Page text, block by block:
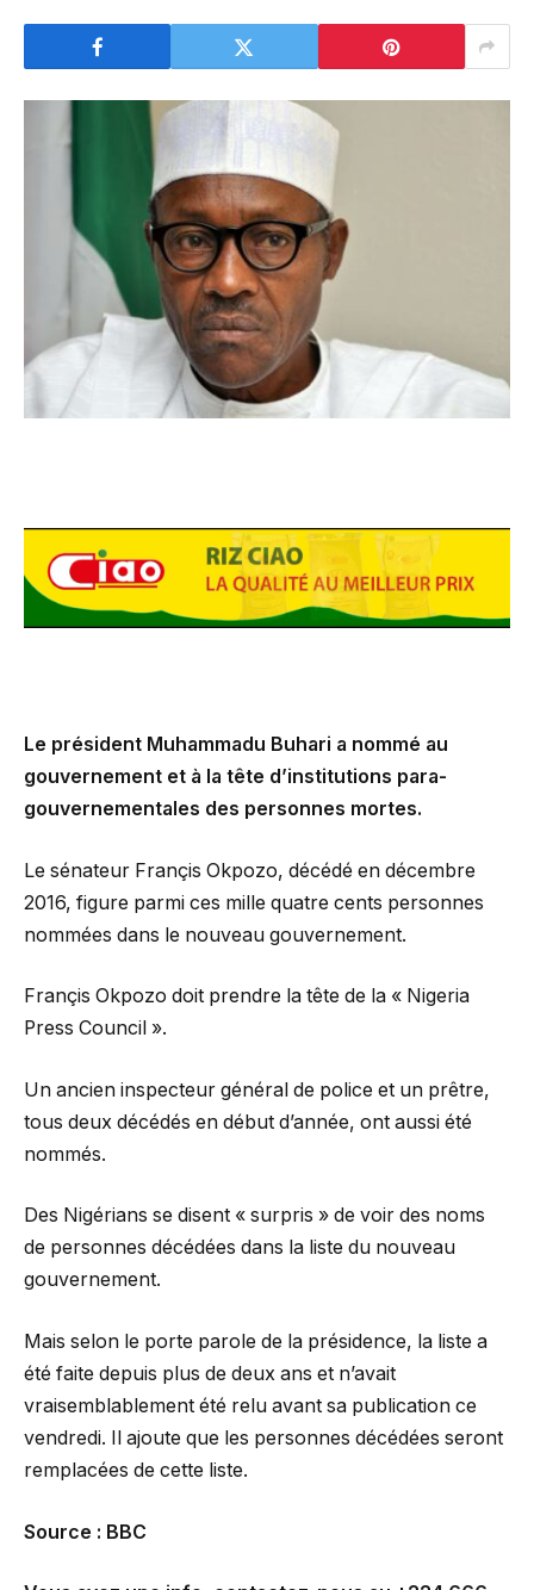
Le président Muhammadu Buhari a nommé au
gouvernement et à la tête d’institutions para-
gouvernementales des personnes mortes.
Le sénateur Françis Okpozo, décédé en décembre
2016, figure parmi ces mille quatre cents personnes
nommées dans le nouveau gouvernement.
Françis Okpozo doit prendre la tête de la « Nigeria
Press Council ».
Un ancien inspecteur général de police et un prêtre,
tous deux décédés en début d’année, ont aussi été
nommés.
Des Nigérians se disent « surpris » de voir des noms
de personnes décédées dans la liste du nouveau
gouvernement.
Mais selon le porte parole de la présidence, la liste a
été faite depuis plus de deux ans et n’avait
vraisemblablement été relu avant sa publication ce
vendredi. Il ajoute que les personnes décédées seront
remplacées de cette liste.
Source : BBC